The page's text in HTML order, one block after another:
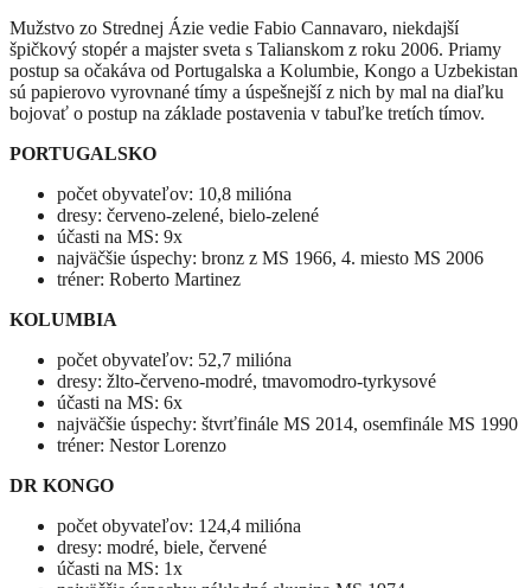
Mužstvo zo Strednej Ázie vedie Fabio Cannavaro, niekdajší
špičkový stopér a majster sveta s Talianskom z roku 2006. Priamy
postup sa očakáva od Portugalska a Kolumbie, Kongo a Uzbekistan
sú papierovo vyrovnané tímy a úspešnejší z nich by mal na diaľku
bojovať o postup na základe postavenia v tabuľke tretích tímov.
PORTUGALSKO
počet obyvateľov: 10,8 milióna
dresy: červeno-zelené, bielo-zelené
účasti na MS: 9x
najväčšie úspechy: bronz z MS 1966, 4. miesto MS 2006
tréner: Roberto Martinez
KOLUMBIA
počet obyvateľov: 52,7 milióna
dresy: žlto-červeno-modré, tmavomodro-tyrkysové
účasti na MS: 6x
najväčšie úspechy: štvrťfinále MS 2014, osemfinále MS 1990
tréner: Nestor Lorenzo
DR KONGO
počet obyvateľov: 124,4 milióna
dresy: modré, biele, červené
účasti na MS: 1x